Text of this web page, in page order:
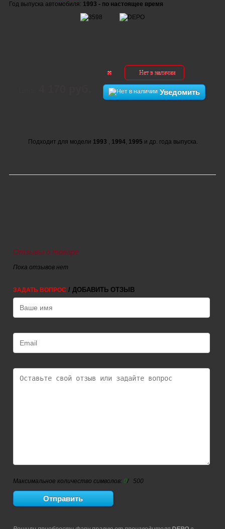
Год выпуска автомобиля: 1993 - по настоящее время
Нет в наличии
Уведомить
Подходит для модели 1993 , 1994, 1995 и др. года выпуска.
Отзывы о товаре
Пока отзывов нет
ЗАДАТЬ ВОПРОС / ДОБАВИТЬ ОТЗЫВ
Максимальное количество символов: 0/ 500